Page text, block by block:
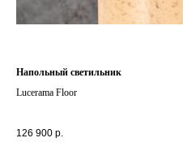
Напольный светильник
Lucerama Floor
126 900 р.